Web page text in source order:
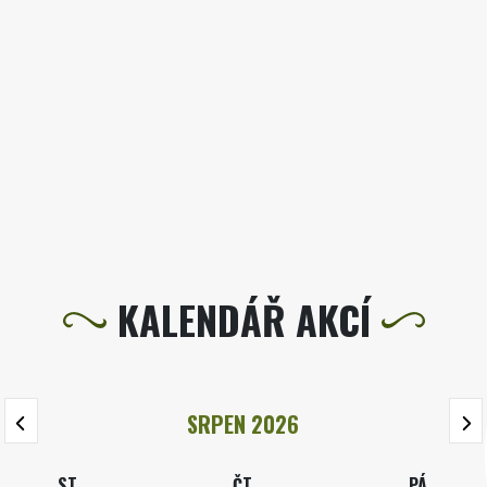
KALENDÁŘ AKCÍ
SRPEN 2026